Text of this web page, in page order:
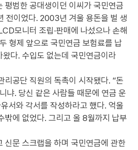
평범한 공대생이던 이씨가 국민연금
전이었다. 2003년 겨울 용돈을 벌 생
모니터 조립·판매에 나섰으나 손해
형제 앞으로 국민연금 보험료를 납
다. 수입도 없는데 국민연금이라
리공단 직원의 독촉이 시작됐다. “돈
냐. 당신 같은 사람들 때문에 연금 운
서와 각서를 작성하라고 했다. 억울
밖에 없었다. 그리고 올 8월까지 납부
신문 스크랩을 하며 국민연금에 관한